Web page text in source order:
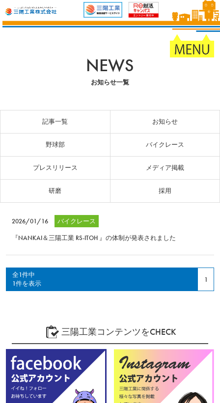
NEWS
お知らせ一覧
記事一覧 お知らせ
野球部 バイクレース
プレスリリース メディア掲載
研磨 採用
『NANKAI＆三陽工業 RS-ITOH 』の体制が発表されました
2026/01/16 バイクレース
全1件中
1件を表示
1
三陽工業コンテンツをCHECK